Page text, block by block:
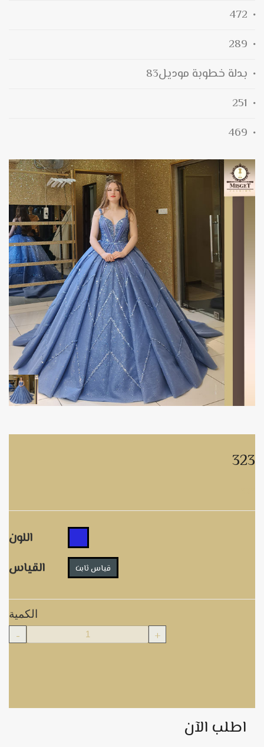
472
289
بدلة خطوبة موديل83
251
469
323
اللون
القياس
قياس ثابت
الكمية
- +
اطلب الآن